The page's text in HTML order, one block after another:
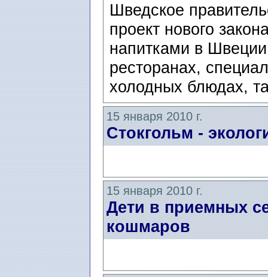
Шведское
проект нового
напитками в
ресторанах,
холодных блюдах,
15 января 2010 г.
Стокгольм -
15 января 2010 г.
Дети в приемных
кошмаров